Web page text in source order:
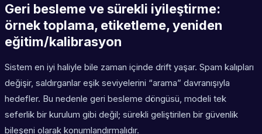
Geri besleme ve sürekli iyileştirme:
örnek toplama, etiketleme, yeniden
eğitim/kalibrasyon
Sistem en iyi haliyle bile zaman içinde drift yaşar. Spam kalıpları
değişir, saldırganlar eşik seviyelerini “arama” davranışıyla
hedefler. Bu nedenle geri besleme döngüsü, modeli tek
seferlik bir kurulum gibi değil; sürekli geliştirilen bir güvenlik
bileşeni olarak konumlandırmalıdır.